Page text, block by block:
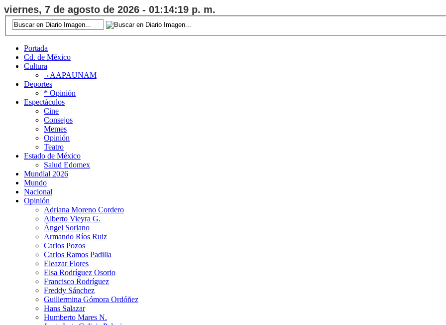
viernes, 7 de agosto de 2026 - 01:14:20 p. m.
Portada
Cd. de México
Cultura
¬ AAPAUNAM
Deportes
* Opinión
Espectáculos
Cine
Consejos
Memes
Opinión
Teatro
Estado de México
Salud Edomex
Mundial 2026
Mundo
Nacional
Opinión
Adriana Moreno Cordero
Alberto Vieyra G.
Ángel Soriano
Armando Ríos Ruiz
Carlos Pozos
Carlos Ramos Padilla
Eleazar Flores
Elsa Rodríguez Osorio
Francisco Rodríguez
Freddy Sánchez
Guillermina Gómora Ordóñez
Hans Salazar
Humberto Mares N.